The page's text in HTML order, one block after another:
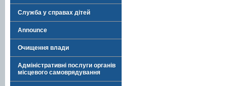
Служба у справах дітей
Announce
Очищення влади
Адміністративні послуги органів
місцевого самоврядування